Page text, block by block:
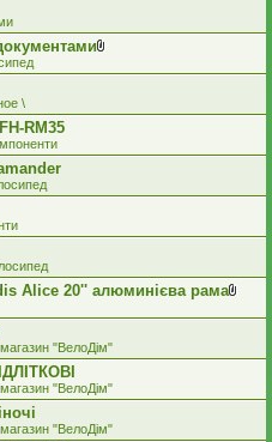
д
н
к
д
н
\
RM35
Alice 20'' алюминієва рама
к
д
н
"ВелоДім"
"ВелоДім"
"ВелоДім"